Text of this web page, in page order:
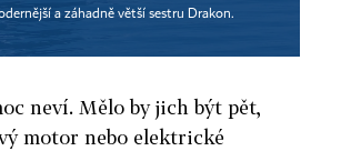
a záhadně větší sestru Drakon.
neví. Mělo by jich být pět,
motor nebo elektrické